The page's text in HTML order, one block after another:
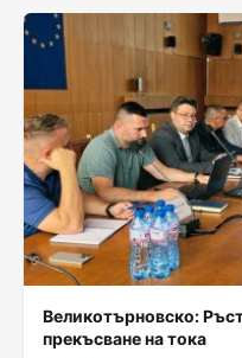
Великотърновско:
прекъсване на тока